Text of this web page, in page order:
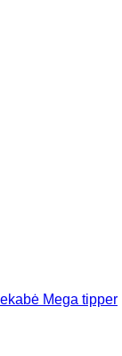
Mega tipper